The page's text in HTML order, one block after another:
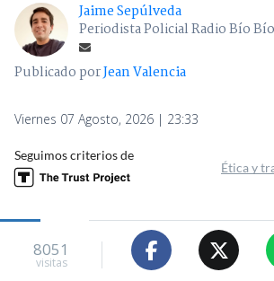
Jaime Sepúlveda
Periodista Policial Radio Bío
Publicado porJean Valencia
Viernes 07 Agosto, 2026 | 23:33
Seguimos criterios de
Ética y
8051
visitas